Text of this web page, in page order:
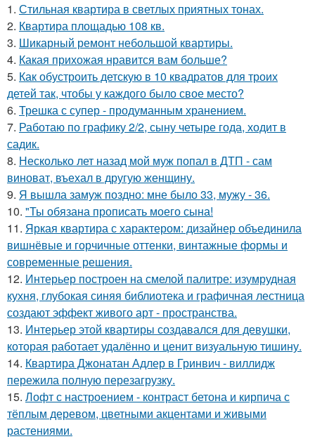
1. Стильная квартира в светлых приятных тонах.
2. Квартира площадью 108 кв.
3. Шикарный ремонт небольшой квартиры.
4. Какая прихожая нравится вам больше?
5. Как обустроить детскую в 10 квадратов для троих
детей так, чтобы у каждого было свое место?
6. Трешка с супер - продуманным хранением.
7. Работаю по графику 2/2, сыну четыре года, ходит в
садик.
8. Несколько лет назад мой муж попал в ДТП - сам
виноват, въехал в другую женщину.
9. Я вышла замуж поздно: мне было 33, мужу - 36.
10. "Ты обязана прописать моего сына!
11. Яркая квартира с характером: дизайнер объединила
вишнёвые и горчичные оттенки, винтажные формы и
современные решения.
12. Интерьер построен на смелой палитре: изумрудная
кухня, глубокая синяя библиотека и графичная лестница
создают эффект живого арт - пространства.
13. Интерьер этой квартиры создавался для девушки,
которая работает удалённо и ценит визуальную тишину.
14. Квартира Джонатан Адлер в Гринвич - виллидж
пережила полную перезагрузку.
15. Лофт с настроением - контраст бетона и кирпича с
тёплым деревом, цветными акцентами и живыми
растениями.